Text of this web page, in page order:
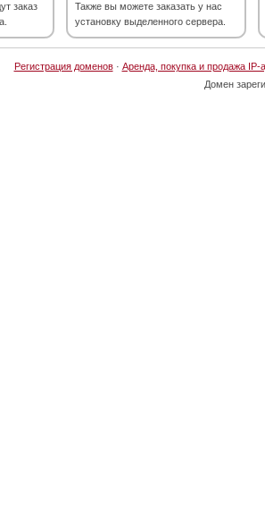
заказ
Также вы можете заказать у нас
установку выделенного сервера.
Регистрация доменов· Аренда, покупка и продажа IP-
Домен